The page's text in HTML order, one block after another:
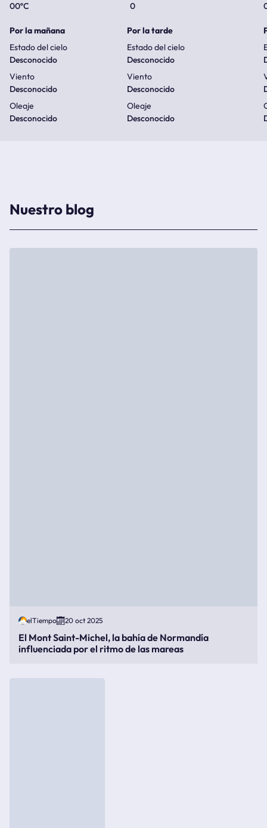
00ºC
0
Por la mañana
Estado del cielo
Desconocido
Viento
Desconocido
Oleaje
Desconocido
Por la tarde
Estado del cielo
Desconocido
Viento
Desconocido
Oleaje
Desconocido
Nuestro blog
elTiempo 20 oct 2025
El Mont Saint-Michel, la bahía de Normandía
influenciada por el ritmo de las mareas